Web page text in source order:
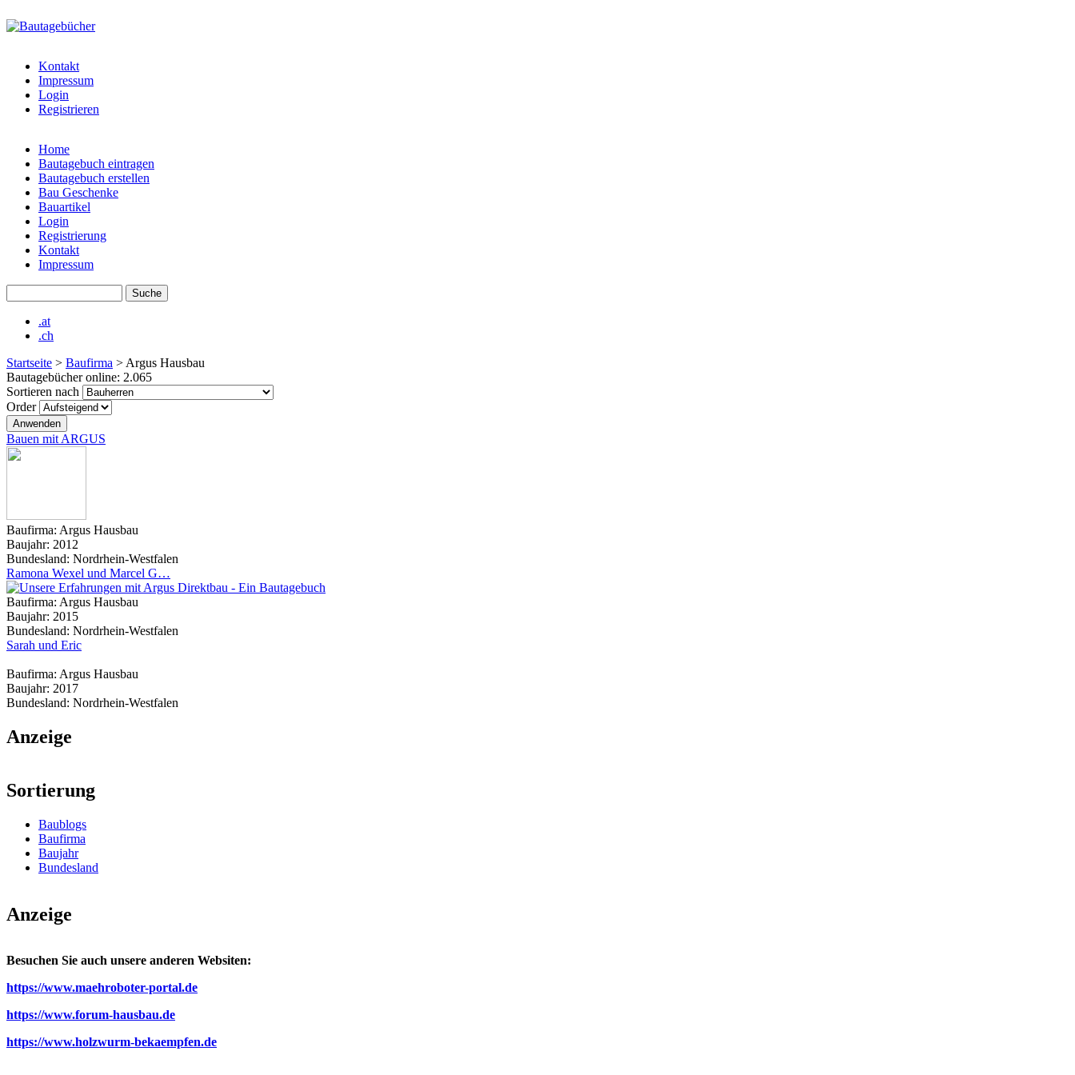
bautagebuch-
liste.de
Kontakt
Impressum
Login
Registrieren
Hauptmenü
Home
Bautagebuch eintragen
Bautagebuch erstellen
Bau Geschenke
Bauartikel
Login
Registrierung
Kontakt
Impressum
.at
.ch
Startseite > Baufirma > Argus Hausbau
Bautagebücher online: 2.065
Sortieren nach
Order
Bauen mit ARGUS
Baufirma: Argus Hausbau
Baujahr: 2012
Bundesland: Nordrhein-Westfalen
Ramona Wexel und Marcel G…
Baufirma: Argus Hausbau
Baujahr: 2015
Bundesland: Nordrhein-Westfalen
Sarah und Eric
Baufirma: Argus Hausbau
Baujahr: 2017
Bundesland: Nordrhein-Westfalen
Anzeige
Sortierung
Baublogs
Baufirma
Baujahr
Bundesland
Anzeige
Besuchen Sie auch unsere anderen Websiten:
https://www.maehroboter-portal.de
https://www.forum-hausbau.de
https://www.holzwurm-bekaempfen.de